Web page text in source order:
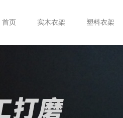
首页 实木衣架 塑料衣架